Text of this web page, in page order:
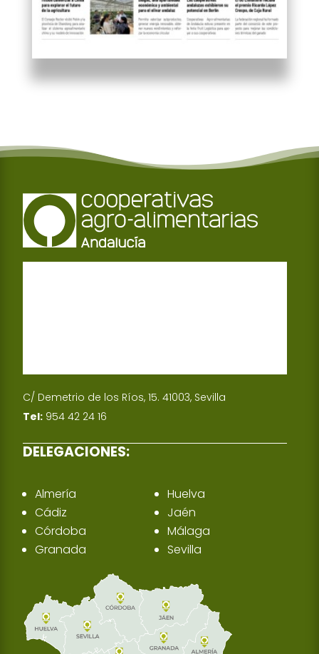
C/ Demetrio de los Ríos, 15. 41003, Sevilla
Tel: 954 42 24 16
DELEGACIONES:
Almería
Cádiz
Córdoba
Granada
Huelva
Jaén
Málaga
Sevilla